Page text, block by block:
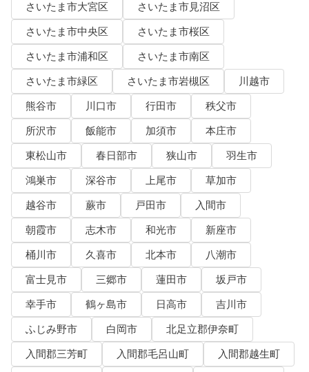
さいたま市大宮区
さいたま市見沼区
さいたま市中央区
さいたま市桜区
さいたま市浦和区
さいたま市南区
さいたま市緑区
さいたま市岩槻区
川越市
熊谷市
川口市 行田市
秩父市
所沢市
飯能市 加須市
本庄市
東松山市
春日部市 狭山市
羽生市
鴻巣市
深谷市 上尾市
草加市
越谷市
蕨市 戸田市
入間市
朝霞市
志木市 和光市
新座市
桶川市
久喜市 北本市
八潮市
富士見市
三郷市 蓮田市
坂戸市
幸手市
鶴ヶ島市 日高市
吉川市
ふじみ野市
白岡市
北足立郡伊奈町
入間郡三芳町
入間郡毛呂山町
入間郡越生町